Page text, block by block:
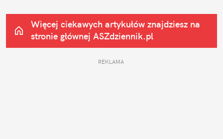
Więcej ciekawych artykułów znajdziesz na
stronie głównej ASZdziennik.pl
REKLAMA